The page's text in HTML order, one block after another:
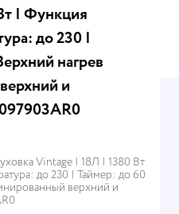
| Функция
до 230 |
нагрев
и
Vintage | 18Л | 1380 Вт
до 230 | Таймер: до 60
верхний и